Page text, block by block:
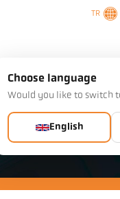
TR
Şirket
Choose language
Would you like to switch
English